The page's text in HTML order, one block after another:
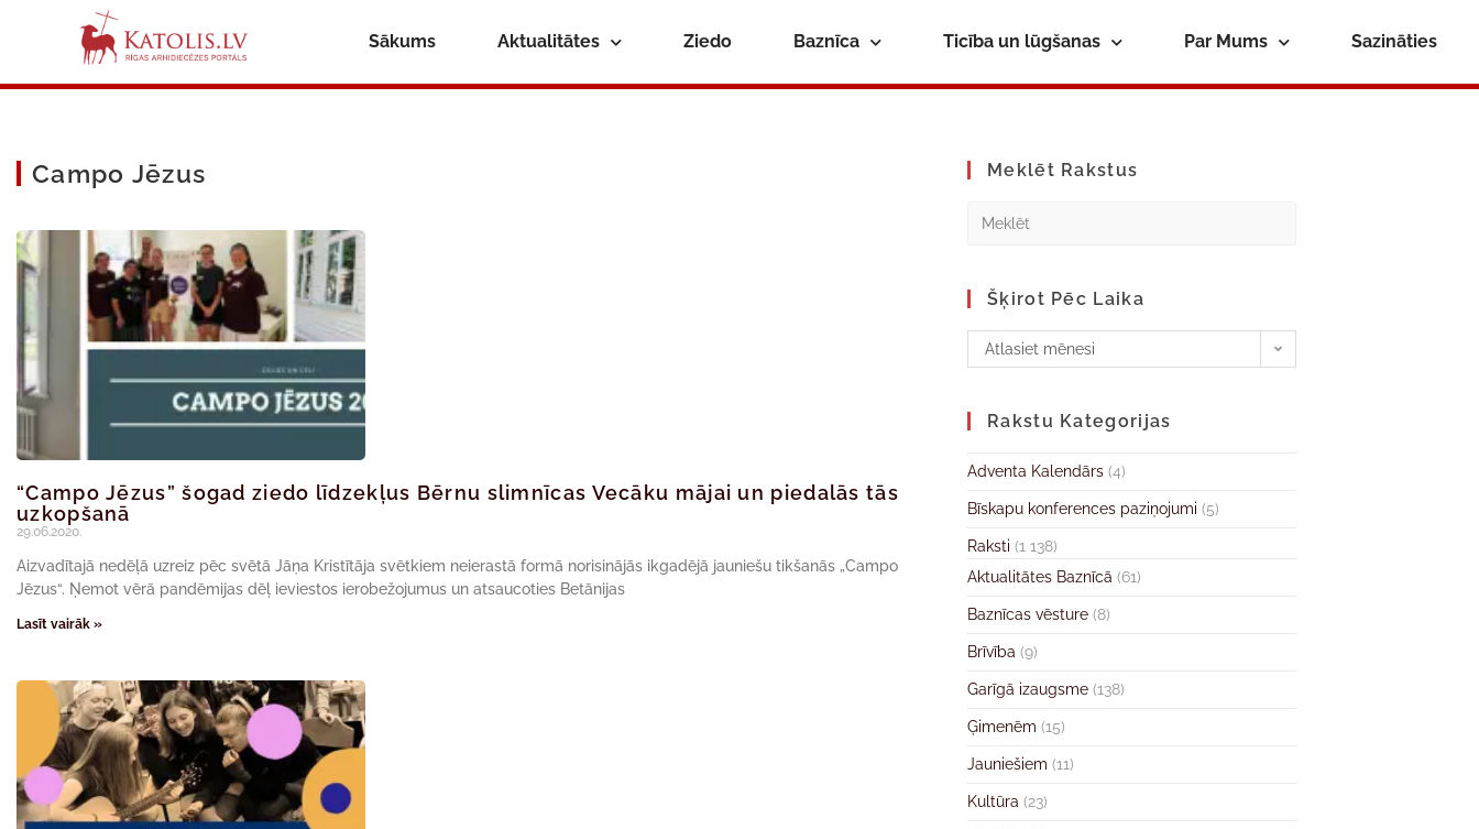
Sākums Aktualitātes Ziedo Baznīca Ticība un lūgšanas Par Mums Sazināties
Campo Jēzus
“Campo Jēzus” šogad ziedo līdzekļus Bērnu slimnīcas Vecāku mājai un piedalās tās
uzkopšanā
29.06.2020.
Aizvadītajā nedēļā uzreiz pēc svētā Jāņa Kristītāja svētkiem neierastā formā norisinājās ikgadējā jauniešu tikšanās „Campo
Jēzus“. Ņemot vērā pandēmijas dēļ ieviestos ierobežojumus un atsaucoties Betānijas
Lasīt vairāk »
Meklēt Rakstus
Šķirot Pēc Laika
Atlasiet mēnesi
Rakstu Kategorijas
Adventa Kalendārs (4)
Bīskapu konferences paziņojumi (5)
Raksti (1 138)
Aktualitātes Baznīcā (61)
Baznīcas vēsture (8)
Brīvība (9)
Garīgā izaugsme (138)
Ģimenēm (15)
Jauniešiem (11)
Kultūra (23)